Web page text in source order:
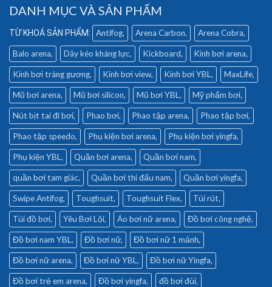
DANH MỤC VÀ SẢN PHẨM
Antifog Arena Carbon Arena Cobra
Balo arena Dây kéo kháng lực Kickboard Kính bơi arena
Kính bơi tráng gương Kính bơi view Kính bơi YBL MaxLife
Mũ bơi arena Mũ bơi silicon Mũ bơi YBL Mỹ phẩm bơi
Nút bịt tai đi bơi Phao bơi Phao tập arena Phao tập bơi
Phao tập speedo Phụ kiện bơi arena Phụ kiện bơi yingfa
Phụ kiện YBL Quần bơi arena Quần bơi nam
quần bơi tam giác Quần bơi thi đấu nam Quần bơi yingfa
Swipe Antifog Toughsuit Toughsuit Flex Túi rút
Túi đồ bơi Yêu Bơi Lội Áo bơi nữ arena Đồ bơi công nghệ
Đồ bơi nam YBL Đồ bơi nữ Đồ bơi nữ 1 mảnh
Đồ bơi nữ arena Đồ bơi nữ YBL Đồ bơi nữ Yingfa
Đồ bơi trẻ em arena Đồ bơi yingfa đồ bơi đùi